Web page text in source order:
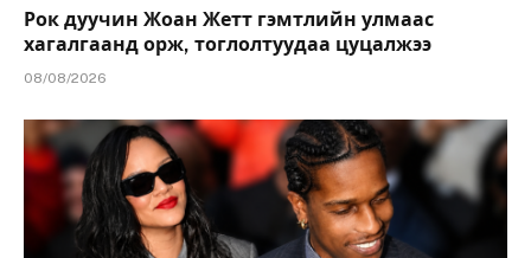
Рок дуучин Жоан Жетт гэмтлийн улмаас
хагалгаанд орж, тоглолтуудаа цуцалжээ
08/08/2026